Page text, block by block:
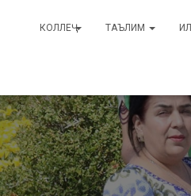
КОЛЛЕҶ ТАЪЛИМ